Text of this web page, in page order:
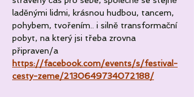
laděnými lidmi, krásnou hudbou, tancem,
pohybem, tvořením.. i silně transformační
pobyt, na který jsi třeba zrovna
připraven/a
https://facebook.com/events/s/festival-
cesty-zeme/2130649734072188/